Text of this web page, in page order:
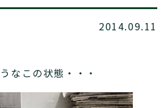
2014.09.11
なこの状態・・・